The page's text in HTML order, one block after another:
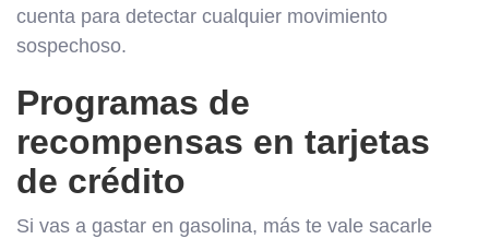
cuenta para detectar cualquier movimiento
sospechoso.
Programas de
recompensas en tarjetas
de crédito
Si vas a gastar en gasolina, más te vale sacarle